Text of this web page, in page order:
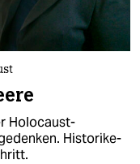
Holocaust-
His­to­ri­ke­